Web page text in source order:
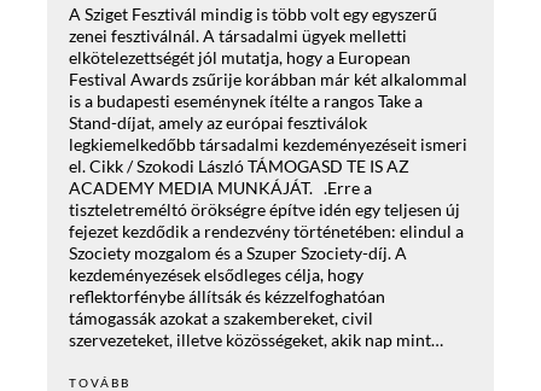
A Sziget Fesztivál mindig is több volt egy egyszerű
zenei fesztiválnál. A társadalmi ügyek melletti
elkötelezettségét jól mutatja, hogy a European
Festival Awards zsűrije korábban már két alkalommal
is a budapesti eseménynek ítélte a rangos Take a
Stand-díjat, amely az európai fesztiválok
legkiemelkedőbb társadalmi kezdeményezéseit ismeri
el. Cikk / Szokodi László TÁMOGASD TE IS AZ
ACADEMY MEDIA MUNKÁJÁT. .Erre a
tiszteletreméltó örökségre építve idén egy teljesen új
fejezet kezdődik a rendezvény történetében: elindul a
Szociety mozgalom és a Szuper Szociety-díj. A
kezdeményezések elsődleges célja, hogy
reflektorfénybe állítsák és kézzelfoghatóan
támogassák azokat a szakembereket, civil
szervezeteket, illetve közösségeket, akik nap mint…
TOVÁBB